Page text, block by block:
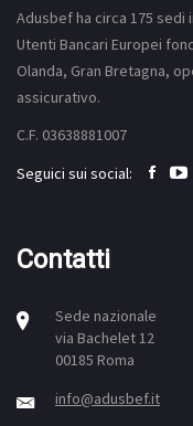
Adusbef ha circa 175 sedi
Utenti Bancari Europei
Olanda, Gran Bretagna,
assicurativo.
C.F. 03638881007
Seguici sui social:
Contatti
Sede nazionale
via Bachelet 12
00185 Roma
info@adusbef.it